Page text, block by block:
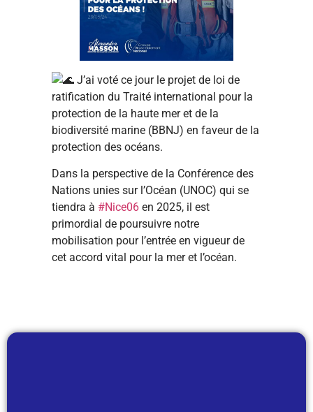
J’ai voté ce jour le projet de loi de
ratification du Traité international pour la
protection de la haute mer et de la
biodiversité marine (BBNJ) en faveur de la
protection des océans.
Dans la perspective de la Conférence des
Nations unies sur l’Océan (UNOC) qui se
tiendra à #Nice06 en 2025, il est
primordial de poursuivre notre
mobilisation pour l’entrée en vigueur de
cet accord vital pour la mer et l’océan.